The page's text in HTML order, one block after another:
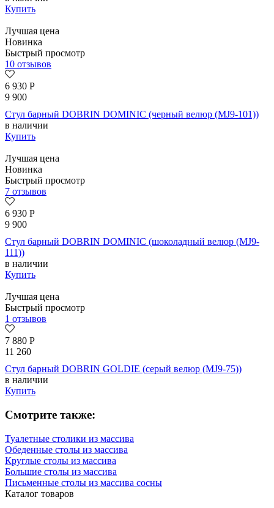
Купить
Лучшая цена
Новинка
Быстрый просмотр
10 отзывов
6 930 Р
9 900
Стул барный DOBRIN DOMINIC (черный велюр (MJ9-101))
в наличии
Купить
Лучшая цена
Новинка
Быстрый просмотр
7 отзывов
6 930 Р
9 900
Стул барный DOBRIN DOMINIC (шоколадный велюр (MJ9-
111))
в наличии
Купить
Лучшая цена
Быстрый просмотр
1 отзывов
7 880 Р
11 260
Стул барный DOBRIN GOLDIE (серый велюр (MJ9-75))
в наличии
Купить
Смотрите также:
Туалетные столики из массива
Обеденные столы из массива
Круглые столы из массива
Большие столы из массива
Письменные столы из массива сосны
Каталог товаров